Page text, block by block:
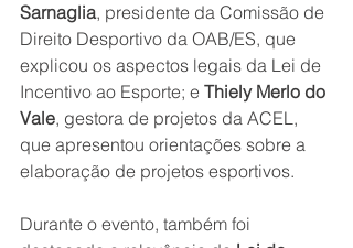
Sarnaglia, presidente da Comissão de
Direito Desportivo da OAB/ES, que
explicou os aspectos legais da Lei de
Incentivo ao Esporte; e Thiely Merlo do
Vale, gestora de projetos da ACEL,
que apresentou orientações sobre a
elaboração de projetos esportivos.
Durante o evento, também foi